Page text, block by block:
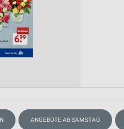
ANGEBOTE AB SAMSTAG